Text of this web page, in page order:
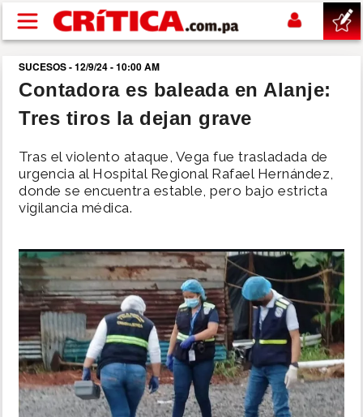
Pasar al contenido principal
buscar
SUCESOS
NACIONAL
POLÍTICA
SHOW
DEPORTES
MUNDO
INSÓLITAS
SUCESOS - 12/9/24 - 10:00 AM
Contadora es baleada en Alanje:
Tres tiros la dejan grave
Tras el violento ataque, Vega fue trasladada de
urgencia al Hospital Regional Rafael Hernández,
donde se encuentra estable, pero bajo estricta
vigilancia médica.